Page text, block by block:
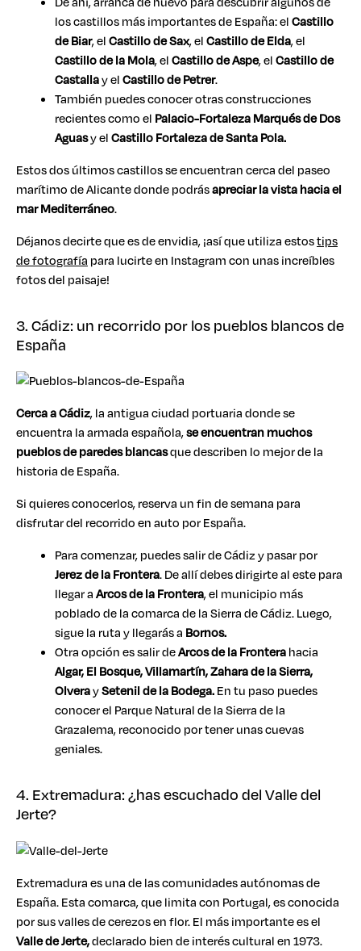
los castillos más importantes de España: elCastillo
de Biar, elCastillo de Sax, elCastillo de Elda, el
Castillo de la Mola, elCastillo de Aspe, elCastillo de
Castallay elCastillo de Petrer.
También puedes conocer otras construcciones
recientes como el Palacio-Fortaleza Marqués de Dos
Aguasy elCastillo Fortaleza de Santa Pola.
Estos dos últimos castillos se encuentran cerca del paseo
marítimo de Alicante donde podrásapreciar la vista hacia el
mar Mediterráneo.
Déjanos decirte que es de envidia, ¡así que utiliza estostips
de fotografía para lucirte en Instagram con unas increíbles
fotos del paisaje!
3. Cádiz: un recorrido por los pueblos blancos de
España
Cerca a Cádiz, la antigua ciudad portuaria donde se
encuentra la armada española,se encuentran muchos
pueblos de paredes blancasque describen lo mejor de la
historia de España.
Si quieres conocerlos, reserva un fin de semana para
disfrutar del recorrido en auto por España.
Para comenzar, puedes salir de Cádiz y pasar por
Jerez de la Frontera. De allí debes dirigirte al este para
llegar aArcos de la Frontera, el municipio más
poblado de la comarca de la Sierra de Cádiz. Luego,
sigue la ruta y llegarás a Bornos.
Otra opción es salir deArcos de la Fronterahacia
Algar, El Bosque, Villamartín, Zahara de la Sierra,
OlveraySetenil de la Bodega.En tu paso puedes
conocer el Parque Natural de la Sierra de la
Grazalema, reconocido por tener unas cuevas
geniales.
4. Extremadura: ¿has escuchado del Valle del
Jerte?
Extremadura es una de las comunidades autónomas de
España. Esta comarca, que limita con Portugal, es conocida
por sus valles de cerezos en flor. El más importante es el
Valle de Jerte,declarado bien de interés cultural en 1973.